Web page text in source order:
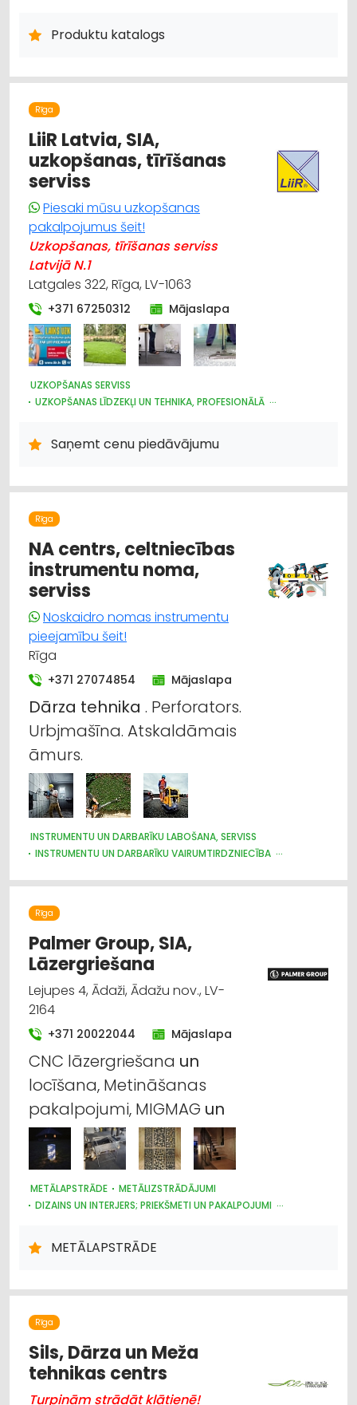
UZKOPŠANAS LĪDZEKĻI UN TEHNIKA, PROFESIONĀLĀ
IEPAKOJUMS, IESAIŅOŠANA
Produktu katalogs
Rīga
LiiR Latvia, SIA,
uzkopšanas, tīrīšanas
serviss
Piesaki mūsu uzkopšanas
pakalpojumus šeit!
Uzkopšanas, tīrīšanas serviss
Latvijā N.1
Latgales 322, Rīga, LV-1063
+371 67250312 Mājaslapa
UZKOPŠANAS SERVISS
UZKOPŠANAS LĪDZEKĻI UN TEHNIKA, PROFESIONĀLĀ
NAMU APSAIMNIEKOŠANA
Saņemt cenu piedāvājumu
Rīga
NA centrs, celtniecības
instrumentu noma,
serviss
Noskaidro nomas instrumentu
pieejamību šeit!
Rīga
+371 27074854 Mājaslapa
Dārza tehnika . Perforators.
Urbjmašīna. Atskaldāmais
āmurs.
INSTRUMENTU UN DARBARĪKU LABOŠANA, SERVISS
INSTRUMENTU UN DARBARĪKU VAIRUMTIRDZNIECĪBA
CELTNIECĪBAS TEHNIKA UN IEKĀRTAS; NOMA
CELTNIECĪBAS TEHNIKA UN IEKĀRTAS; TIRDZNIECĪBA, SERVISS
CELTNIECĪBAS UN REMONTA DARBI
DĀRZA TEHNIKA UN INVENTĀRS
BŪVMATERIĀLU, BŪVKONSTRUKCIJU TIRDZNIECĪBA
Rīga
Palmer Group, SIA,
Lāzergriešana
Lejupes 4, Ādaži, Ādažu nov., LV-
2164
+371 20022044 Mājaslapa
CNC lāzergriešana un
locīšana, Metināšanas
pakalpojumi, MIGMAG un
METĀLAPSTRĀDE
METĀLIZSTRĀDĀJUMI
DIZAINS UN INTERJERS; PRIEKŠMETI UN PAKALPOJUMI
DĀRZA TEHNIKA UN INVENTĀRS
TREPES, KĀPNES
RESTAURĀCIJA
LAUKSAIMNIECĪBAS TEHNIKAS UN TRAKTORTEHNIKAS REZERVES
METĀLAPSTRĀDE
Rīga
Sils, Dārza un Meža
tehnikas centrs
Turpinām strādāt klātienē!